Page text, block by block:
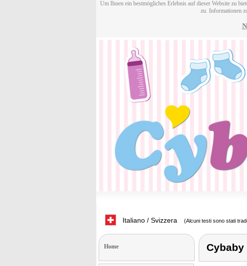
Um Ihnen ein bestmögliches Erlebnis auf dieser Website zu
zu. Informationen
Italiano / Svizzera (Alcuni testi sono stati
Home Cybaby